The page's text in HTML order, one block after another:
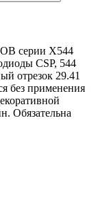
серии X544
CSP, 544
отрезок 29.41
без применения
Обязательна